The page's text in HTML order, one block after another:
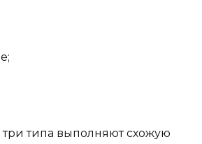
три типа выполняют схожую